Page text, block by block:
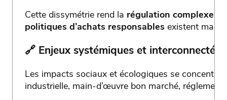
Cette dissymétrie rend la régulation complexe
politiques d’achats responsables existent mais
🔗 Enjeux systémiques et interconnectés
Les impacts sociaux et écologiques se
industrielle, main-d’œuvre bon marché,